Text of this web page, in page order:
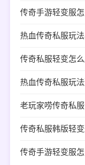
传奇手游轻变服
热血传奇私服玩
传奇私服轻变怎
热血传奇私服玩
老玩家唠传奇私
传奇私服韩版轻
传奇手游轻变服